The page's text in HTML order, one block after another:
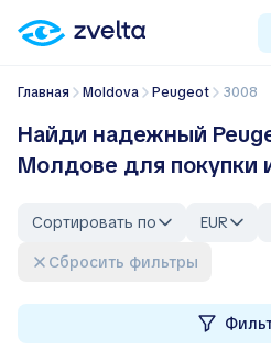
Главная Moldova Peugeot 3008
Найди надежный
Молдове для покупки
Сортировать по EUR
Сбросить фильтры